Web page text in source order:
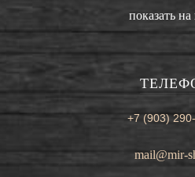
показать на
+7 (903)
mail@mir-